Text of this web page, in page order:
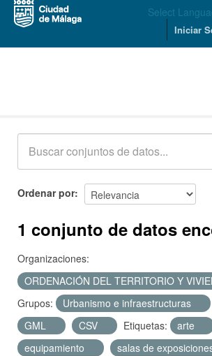
Select
Iniciar
Acerca de
Ordenar por
1 conjunto de datos
Organizaciones:
ORDENACIÓN DEL TERRITORIO Y
Grupos:
Urbanismo e infraestructuras
GML
CSV Etiquetas:
arte
equipamiento
salas de